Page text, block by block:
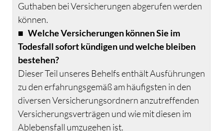
Guthaben bei Versicherungen abgerufen werden
können.
■ Welche Versicherungen können Sie im
Todesfall sofort kündigen und welche bleiben
bestehen?
Dieser Teil unseres Behelfs enthält Ausführungen
zu den erfahrungsgemäß am häufigsten in den
diversen Versicherungsordnern anzutreffenden
Versicherungsverträgen und wie mit diesen im
Ablebensfall umzugehen ist.